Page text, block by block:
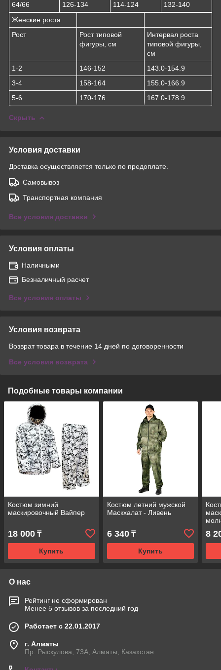
64/66
126-134 114-124
132-140
Женские роста
Рост
Рост типовой
фигуры, см
Интервал роста
типовой фигуры,
см
1-2
146-152
143.0-154.9
3-4
158-164
155.0-166.9
5-6
170-176 167.0-178.9
Скрыть
Условия доставки
Доставка осуществляется только по предоплате.
Самовывоз
Транспортная компания
Все условия доставки
Условия оплаты
Наличными
Безналичный расчет
Все условия оплаты
Условия возврата
Возврат товара в течение 14 дней по договоренности
Все условия возврата
Подобные товары компании
Костюм зимний
маскировочный Вайпер
18 000 ₸
Купить
Костюм летний мужской
Маскхалат - Ливень
6 340₸
Купить
8
О нас
Рейтинг не сформирован
Менее 5 отзывов за последний год
Работает с 22.01.2017
г. Алматы
Пр. Рыскулова, 73А, Алматы, Казахстан